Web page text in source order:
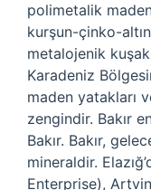
polimetalik
kurşun-çinko-
metalojenik
Karadeniz
maden yatakları
zengindir. Bakır
Bakır. Bakır,
mineraldir.
Enterprise),